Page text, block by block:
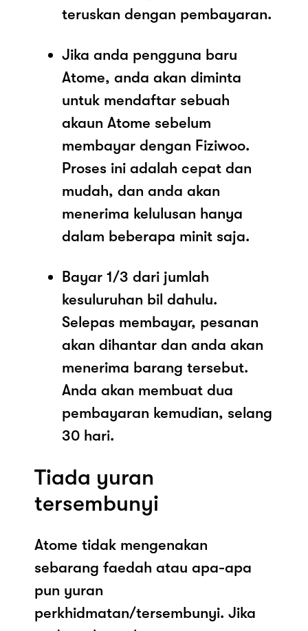
teruskan dengan pembayaran.
Jika anda pengguna baru
Atome, anda akan diminta
untuk mendaftar sebuah
akaun Atome sebelum
membayar dengan Fiziwoo.
Proses ini adalah cepat dan
mudah, dan anda akan
menerima kelulusan hanya
dalam beberapa minit saja.
Bayar 1/3 dari jumlah
kesuluruhan bil dahulu.
Selepas membayar, pesanan
akan dihantar dan anda akan
menerima barang tersebut.
Anda akan membuat dua
pembayaran kemudian, selang
30 hari.
Tiada yuran
tersembunyi
Atome tidak mengenakan
sebarang faedah atau apa-apa
pun yuran
perkhidmatan/tersembunyi. Jika